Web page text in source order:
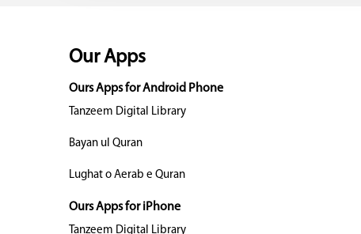
Our Apps
Ours Apps for Android Phone
Tanzeem Digital Library
Bayan ul Quran
Lughat o Aerab e Quran
Ours Apps for iPhone
Tanzeem Digital Library